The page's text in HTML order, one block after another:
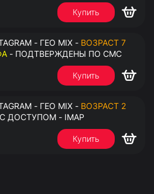
Купить
- ГЕО MIX - ВОЗРАСТ 7
- ПОДТВЕРЖДЕНЫ ПО СМС
Купить
- ГЕО MIX - ВОЗРАСТ 2
ДОСТУПОМ - IMAP
Купить